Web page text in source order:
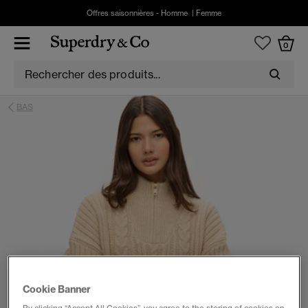
Offres saisonnières - Homme Femme
0
BAS
Cookie Banner